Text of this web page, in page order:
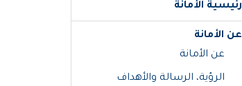
رئيسية الأمانة
عن الأمانة
عن الأمانة
الرؤية، الرسالة والأهداف